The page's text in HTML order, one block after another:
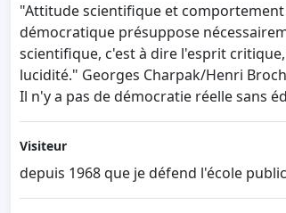
"Attitude scientifique et
démocratique présuppose
scientifique, c'est à dire l'esprit
lucidité." Georges Charpak/Henri
Il n'y a pas de démocratie réelle sans
Visiteur
depuis 1968 que je défend l'école